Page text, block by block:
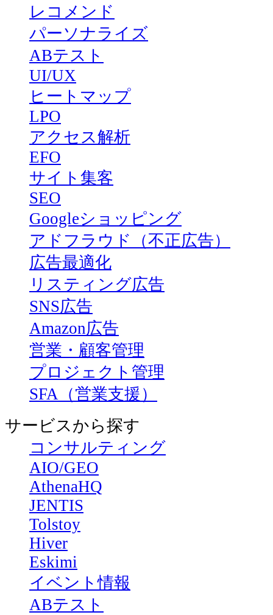
レコメンド
パーソナライズ
ABテスト
UI/UX
ヒートマップ
LPO
アクセス解析
EFO
サイト集客
SEO
Googleショッピング
アドフラウド（不正広告）
広告最適化
リスティング広告
SNS広告
Amazon広告
営業・顧客管理
プロジェクト管理
SFA（営業支援）
サービスから探す
コンサルティング
AIO/GEO
AthenaHQ
JENTIS
Tolstoy
Hiver
Eskimi
イベント情報
ABテスト